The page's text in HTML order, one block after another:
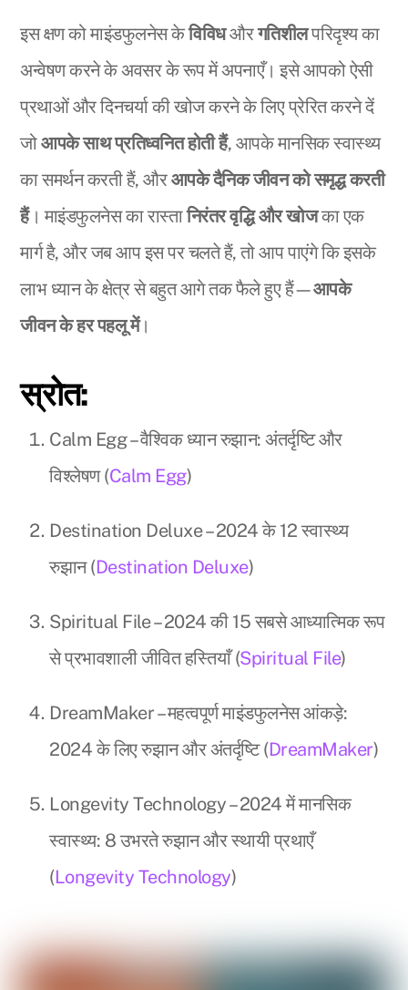
इस क्षण को माइंडफुलनेस केविविधऔरगतिशीलपरिदृश्य का
अन्वेषण करने के अवसर के रूप में अपनाएँ। इसे आपको ऐसी
प्रथाओं और दिनचर्या की खोज करने के लिए प्रेरित करने दें
जोआपके साथ प्रतिध्वनित होती हैं, आपके मानसिक स्वास्थ्य
का समर्थन करती हैं, औरआपके दैनिक जीवन को समृद्ध करती
हैं। माइंडफुलनेस का रास्तानिरंतर वृद्धि और खोजका एक
मार्ग है, और जब आप इस पर चलते हैं, तो आप पाएंगे कि इसके
लाभ ध्यान के क्षेत्र से बहुत आगे तक फैले हुए हैं—आपके
जीवन के हर पहलू में।
स्रोत:
Calm Egg – वैश्विक ध्यान रुझान: अंतर्दृष्टि और
विश्लेषण (Calm Egg)
Destination Deluxe – 2024 के 12 स्वास्थ्य
रुझान (Destination Deluxe)
Spiritual File – 2024 की 15 सबसे आध्यात्मिक रूप
से प्रभावशाली जीवित हस्तियाँ (Spiritual File)
DreamMaker – महत्वपूर्ण माइंडफुलनेस आंकड़े:
2024 के लिए रुझान और अंतर्दृष्टि (DreamMaker)
Longevity Technology – 2024 में मानसिक
स्वास्थ्य: 8 उभरते रुझान और स्थायी प्रथाएँ
(Longevity Technology)